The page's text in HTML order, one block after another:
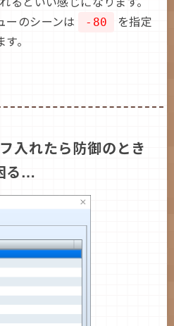
ーのシーンは
-80
を指定
。
入れたら防御のとき
る…